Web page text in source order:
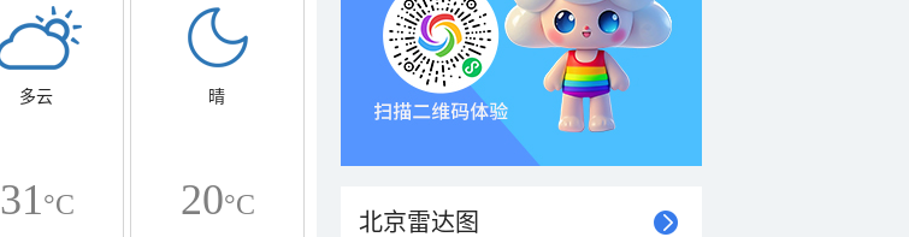
多云
31°C
晴
20°C
北京雷达图